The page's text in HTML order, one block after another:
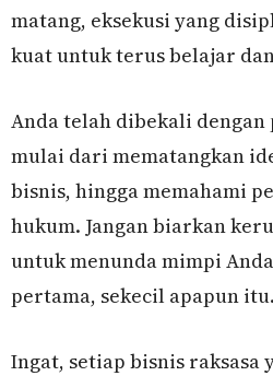
matang, eksekusi yang
kuat untuk terus belajar
Anda telah dibekali dengan
mulai dari mematangkan
bisnis, hingga memahami
hukum. Jangan biarkan
untuk menunda mimpi
pertama, sekecil apapun itu.
Ingat, setiap bisnis raksasa